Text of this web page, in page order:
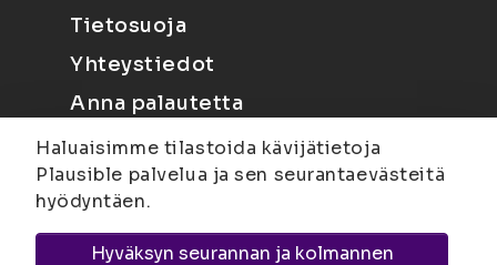
Tietosuoja
Yhteystiedot
Anna palautetta
Haluaisimme tilastoida kävijätietoja
Plausible palvelua ja sen seurantaevästeitä
hyödyntäen.
Hyväksyn seurannan ja kolmannen